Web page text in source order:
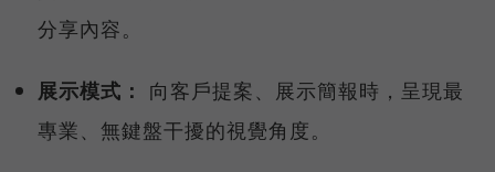
分享內容。
展示模式：
向客戶提案、展示簡報時，呈現最
專業、無鍵盤干擾的視覺角度。